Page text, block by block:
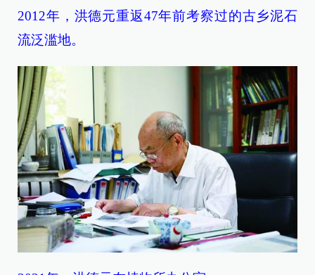
2012年，洪德元重返47年前考察过的古乡泥石
流泛滥地。